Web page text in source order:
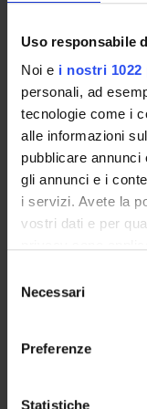
Uso responsabile
Noi e i nostri 1022
personali, ad
tecnologie come i
alle informazioni
pubblicare
gli annunci e i
i servizi. Avete la
vostri dati e per
modificare o
momento dalla
raccogliere
Necessari
Preferenze
Statistiche
Archeologia
medievale
Storia dell’arte
romana
Topografia antica
Stage
2° Anno